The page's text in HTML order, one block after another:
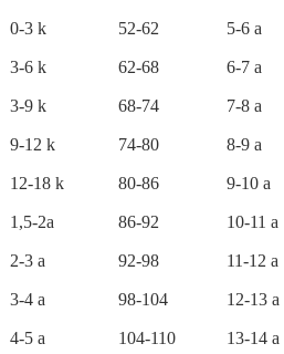
0-3 k 52-62 5-6 a
3-6 k 62-68 6-7 a
3-9 k 68-74 7-8 a
9-12 k 74-80 8-9 a
12-18 k 80-86 9-10 a
1,5-2a 86-92 10-11 a
2-3 a 92-98 11-12 a
3-4 a 98-104 12-13 a
4-5 a 104-110 13-14 a